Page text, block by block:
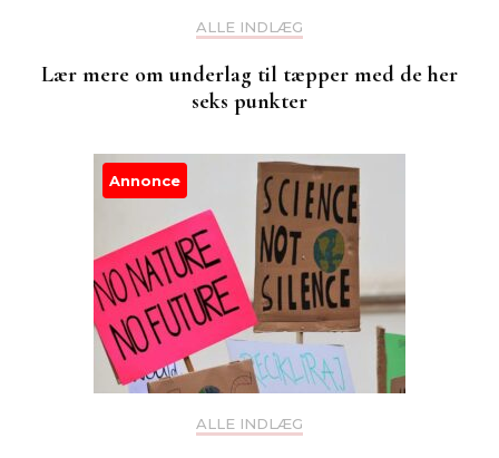
ALLE INDLÆG
Lær mere om underlag til tæpper med de her
seks punkter
Annonce
ALLE INDLÆG